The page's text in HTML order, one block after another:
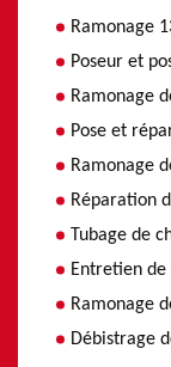
Ramonage
Poseur et
Ramonage
Pose et
Ramonage
Réparation
Tubage de
Entretien
Ramonage
Débistrage